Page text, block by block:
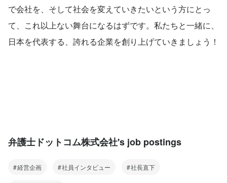
で会社を、そして社会を変えていきたいという方にとっ
て、これ以上ない舞台になるはずです。私たちと一緒に、
日本を代表する、誇れる企業を創り上げていきましょう！
弁護士ドットコム株式会社's job postings
経営企画 社員インタビュー 社長直下